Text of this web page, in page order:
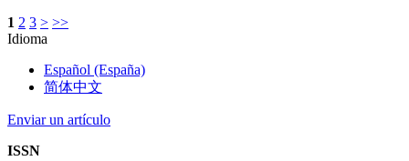
1 2 3 > >>
Idioma
Español (España)
简体中文
Enviar un artículo
ISSN